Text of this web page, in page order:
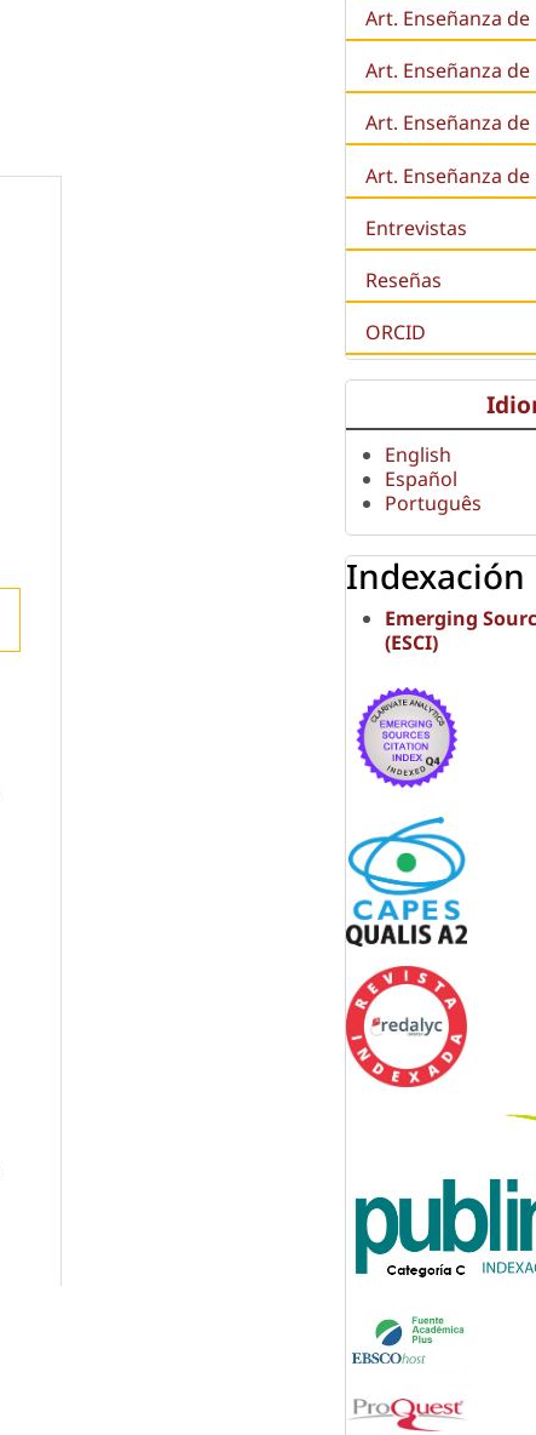
Art. Enseñanza de
Art. Enseñanza de
Art. Enseñanza
Art. Enseñanza
Entrevistas
Reseñas
ORCID
English
Español
Português
Indexación
Emerging
(ESCI)